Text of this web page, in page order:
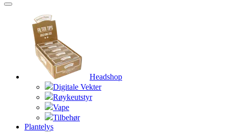
Headshop
Digitale Vekter
Røykeutstyr
Vape
Tilbehør
Plantelys